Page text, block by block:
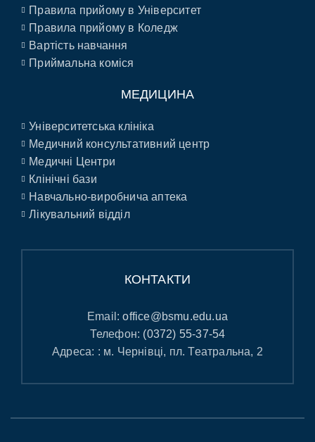
Правила прийому в Університет
Правила прийому в Коледж
Вартість навчання
Приймальна коміся
МЕДИЦИНА
Університетська клініка
Медичний консультативний центр
Медичні Центри
Клінічні бази
Навчально-виробнича аптека
Лікувальний відділ
КОНТАКТИ
Email:office@bsmu.edu.ua
Телефон: (0372) 55-37-54
Адреса: : м. Чернівці, пл. Театральна, 2